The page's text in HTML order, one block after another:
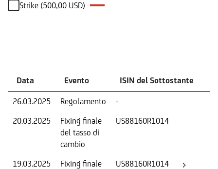
Strike (500,00 USD)
Data Evento ISIN del Sottostante
26.03.2025 Regolamento -
20.03.2025
Fixing finale
del tasso di
cambio
US88160R1014
19.03.2025 Fixing finale US88160R1014